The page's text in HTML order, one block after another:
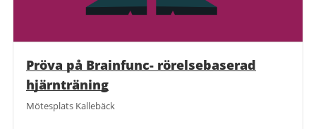
Pröva på Brainfunc- rörelsebaserad
hjärnträning
Mötesplats Kallebäck